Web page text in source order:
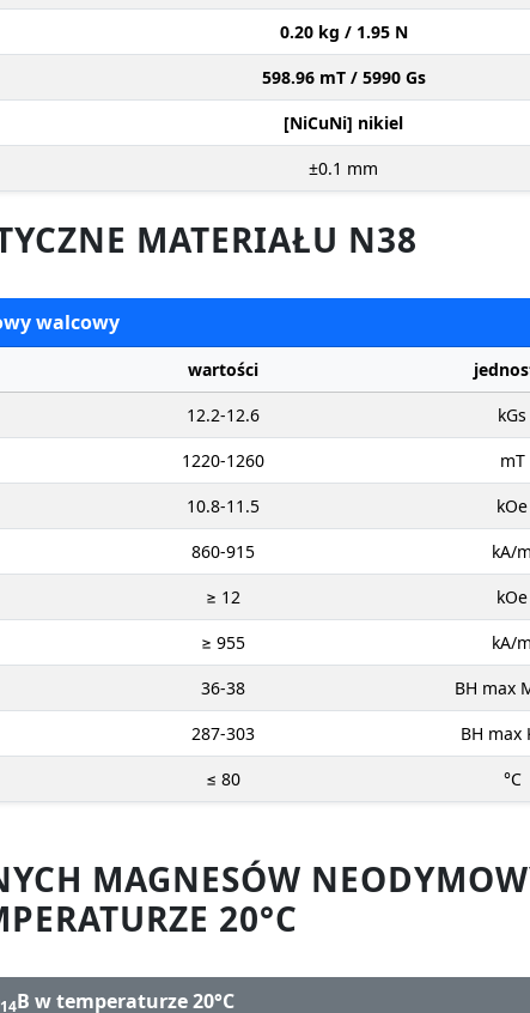
0.20 kg / 1.95 N
598.96 mT / 5990 Gs
[NiCuNi] nikiel
±0.1 mm
MATERIAŁU N38
walcowy
wartości
12.2-12.6
kGs
1220-1260
mT
10.8-11.5
kOe
860-915
kA/m
≥ 12
kOe
≥ 955
kA/m
36-38
BH max
287-303
BH max
≤ 80 °C
MAGNESÓW
20°C
14B w temperaturze 20°C